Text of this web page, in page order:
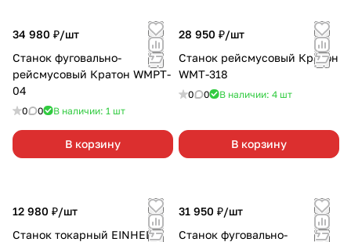
34 980 ₽/шт
Станок фуговально-
рейсмусовый Кратон WMPT-
04
0 0 В наличии: 1 шт
В корзину
28 950 ₽/шт
Станок рейсмусовый Кратон
WMT-318
0 0 В наличии: 4 шт
В корзину
12 980 ₽/шт
Станок токарный EINHELL
31 950 ₽/шт
Станок фуговально-